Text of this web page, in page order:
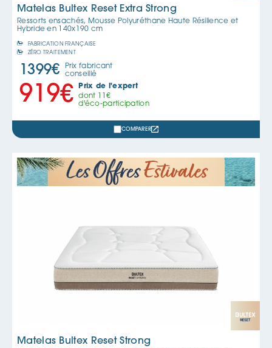
Matelas Bultex Reset Extra Strong
Ressorts ensachés, Mousse Polyuréthane Haute Résilience et
Hybride en
140x190 cm
FABRICATION FRANÇAISE
ZÉRO TRAITEMENT
1399€
Prix fabricant
conseillé
919€
Prix de l'expert
dont
11€
d'éco-participation
COMPARER
Matelas Bultex Reset Strong